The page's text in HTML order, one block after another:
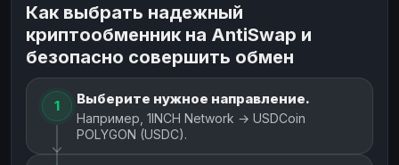
Как выбрать надежный
криптообменник на AntiSwap и
безопасно совершить обмен
1 Выберите нужное направление.
Например, 1INCH Network → USDCoin
POLYGON (USDC).